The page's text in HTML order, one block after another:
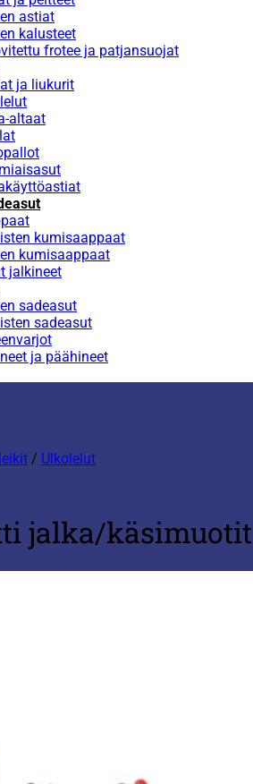
astiat
kalusteet
frotee ja patjansuojat
ja liukurit
altaat
kumisaappaat
kumisaappaat
jalkineet
sadeasut
sadeasut
ja päähineet
/ Ulkolelut
jalka/käsimuotit